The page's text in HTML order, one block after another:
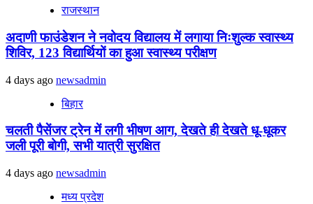
राजस्थान
अदाणी फाउंडेशन ने नवोदय विद्यालय में लगाया निःशुल्क स्वास्थ्य
शिविर, 123 विद्यार्थियों का हुआ स्वास्थ्य परीक्षण
4 days ago newsadmin
बिहार
चलती पैसेंजर ट्रेन में लगी भीषण आग, देखते ही देखते धू-धूकर
जली पूरी बोगी, सभी यात्री सुरक्षित
4 days ago newsadmin
मध्य प्रदेश